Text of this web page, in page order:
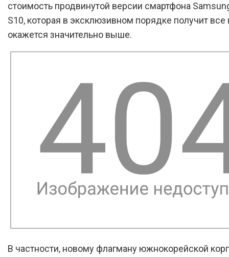
стоимость продвинутой версии смартфона
S10, которая в эксклюзивном порядке получит все
окажется значительно выше.
В частности, новому флагману южнокорейской